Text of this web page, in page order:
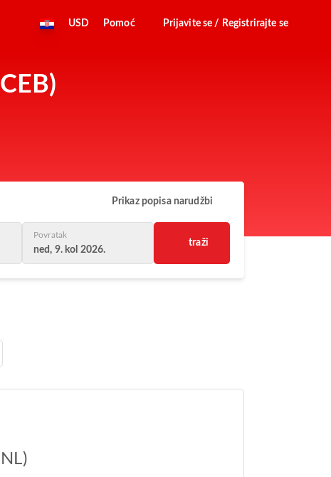
USD Pomoć Prijavite se / Registrirajte se
Prikaz popisa narudžbi
Povratak
ned, 9. kol 2026.
traži